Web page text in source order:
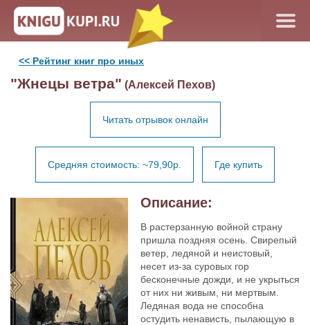
<< Рейтинг книг про иных
"Жнецы ветра" (Алексей Пехов)
Читать отрывок онлайн
Средняя стоимость: ~79,90р. Где купить
Описание:
В растерзанную войной страну
пришла поздняя осень. Свирепый
ветер, ледяной и неистовый,
несет из-за суровых гор
бесконечные дожди, и не укрыться
от них ни живым, ни мертвым.
Ледяная вода не способна
остудить ненависть, пылающую в